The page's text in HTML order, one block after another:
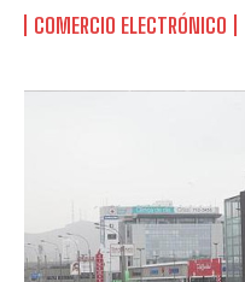
COMERCIO ELECTRÓNICO